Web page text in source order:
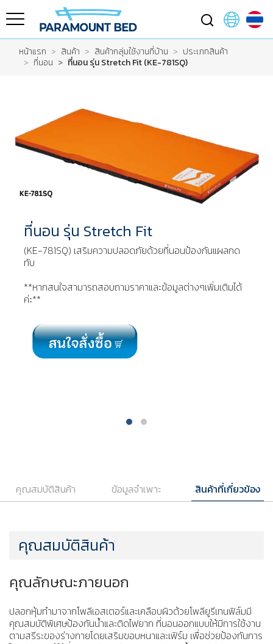
หน้าแรก สินค้า สินค้ากลุ่มใช้งานที่บ้าน
ประเภทสินค้า
ที่นอน
ที่นอน รุ่น Stretch Fit (KE-781SQ)
ที่นอน รุ่น Stretch Fit
(KE-781SQ) เสริมความปลอดภัยด้วยที่นอนป้องกันแผลกด
ทับ
**หากสนใจสามารถสอบถามราคาและข้อมูลต่างๆเพิ่มเติมได้
ค่ะ**
คุณสมบัติสินค้า ข้อมูลจำเพาะ สินค้าที่เกี่ยวข้อง
คุณสมบัติสินค้า
คุณลักษณะภายนอก
ปลอกหุ้มทำมาจากโพลีเอสเตอร์และเคลือบผิวด้วยโพลียูรีเทนฟิล์มมี
คุณสมบัติพิเศษป้องกันน้ำและติดไฟยาก ที่นอนออกแบบให้มีการใช้งาน
ตามสรีระของร่างกายโดยเสริมขอบหนาและเฟิร์ม เพื่อช่วยป้องกันการ